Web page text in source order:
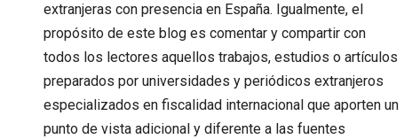
extranjeras con presencia en España. Igualmente, el
propósito de este blog es comentar y compartir con
todos los lectores aquellos trabajos, estudios o artículos
preparados por universidades y periódicos extranjeros
especializados en fiscalidad internacional que aporten un
punto de vista adicional y diferente a las fuentes